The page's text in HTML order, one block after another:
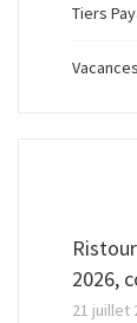
Tiers
Vacances
2026,
21 juillet